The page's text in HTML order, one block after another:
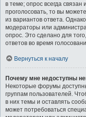
в теме; опрос всегда
проголосовать, то вы
из вариантов ответа.
модераторы или
опрос. Это сделано для
ответов во время
Вернуться к началу
Почему мне недоступны
Некоторые форумы
группам пользователей.
в них темы и оставлять
может потребоваться